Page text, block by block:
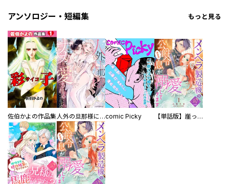
アンソロジー・短編集 もっと見る
佐伯かよの作品集 人外の旦那様に娶られ毎晩ナカまで愛される…。アンソロジーcomic Picky 【単話版】崖っぷち令嬢ですが、意地と策略で幸せになります！シリーズ